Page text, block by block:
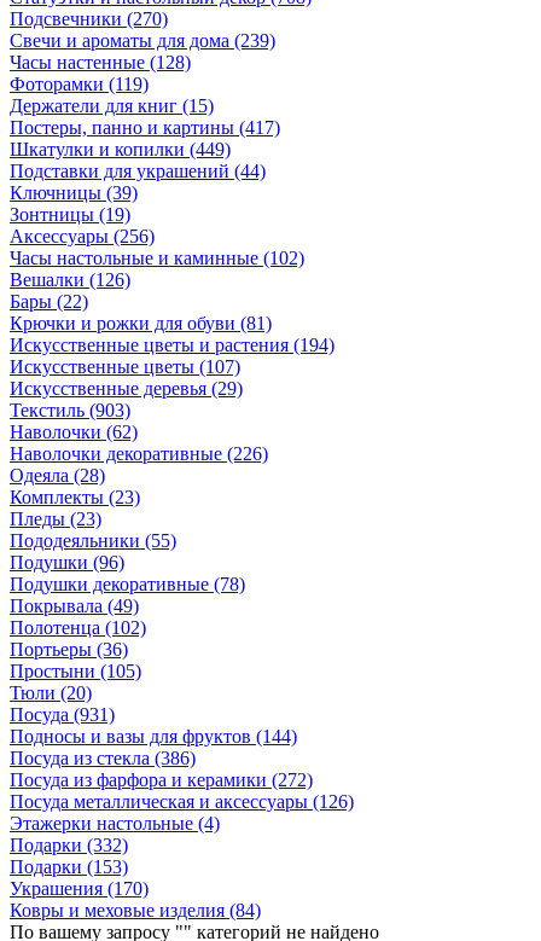
Подсвечники (270)
Свечи и ароматы для дома (239)
Часы настенные (128)
Фоторамки (119)
Держатели для книг (15)
Постеры, панно и картины (417)
Шкатулки и копилки (449)
Подставки для украшений (44)
Ключницы (39)
Зонтницы (19)
Аксессуары (256)
Часы настольные и каминные (102)
Вешалки (126)
Бары (22)
Крючки и рожки для обуви (81)
Искусственные цветы и растения (194)
Искусственные цветы (107)
Искусcтвенные деревья (29)
Текстиль (903)
Наволочки (62)
Наволочки декоративные (226)
Одеяла (28)
Комплекты (23)
Пледы (23)
Пододеяльники (55)
Подушки (96)
Подушки декоративные (78)
Покрывала (49)
Полотенца (102)
Портьеры (36)
Простыни (105)
Тюли (20)
Посуда (931)
Подносы и вазы для фруктов (144)
Посуда из стекла (386)
Посуда из фарфора и керамики (272)
Посуда металлическая и аксессуары (126)
Этажерки настольные (4)
Подарки (332)
Подарки (153)
Украшения (170)
Ковры и меховые изделия (84)
По вашему запросу "" категорий не найдено